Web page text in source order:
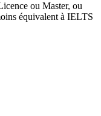
ou Master, ou
équivalent à IELTS